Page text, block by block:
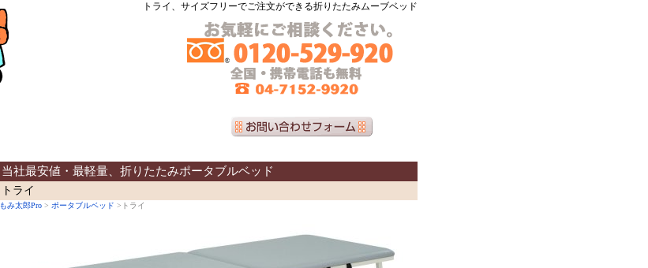
トライ、サイズフリーでご注文ができる折りたたみムーブベッド
当社最安値・最軽量、折りたたみポータブルベッド
トライ
もみ太郎Pro > ポータブルベッド >トライ